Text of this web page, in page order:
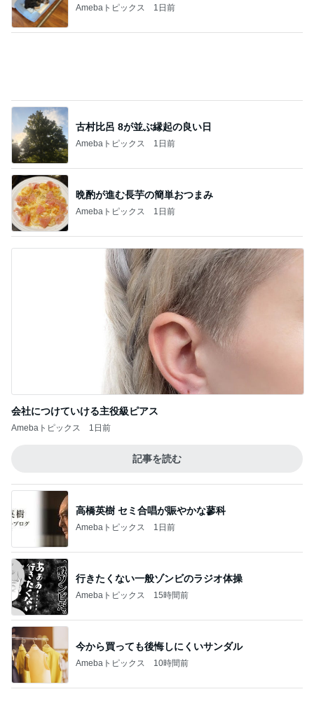
会社につけていける主役級ピアス
高橋英樹 セミ合唱が賑やかな蓼科
Amebaトピックス 1日前
行きたくない一般ゾンビのラジオ体操
Amebaトピックス 15時間前
今から買っても後悔しにくいサンダル
Amebaトピックス 10時間前
完璧な布陣だった週替わりのランチ
Amebaトピックス 1日前
松本明子 30cmのゴーヤを糠漬け
Amebaトピックス
記事を読む